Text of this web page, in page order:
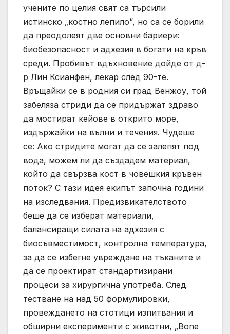
учените по целия свят са търсили
истинско „костно лепило“, но са се борили
да преодолеят две основни бариери:
биобезопасност и адхезия в богати на кръв
среди. Пробивът вдъхновение дойде от д-
р Лин Ксианфен, лекар след 90-те.
Връщайки се в родния си град Венжоу, той
забеляза стриди да се придържат здраво
да мостират кейове в открито море,
издържайки на вълни и течения. Чудеше
се: Ако стридите могат да се залепят под
вода, можем ли да създадем материал,
който да свързва кост в човешкия кръвен
поток? С тази идея екипът започна години
на изследвания. Предизвикателството
беше да се изберат материали,
балансиращи силата на адхезия с
биосъвместимост, контролна температура,
за да се избегне увреждане на тъканите и
да се проектират стандартизирани
процеси за хирургична употреба. След
тестване на над 50 формулировки,
провеждането на стотици изпитвания и
обширни експерименти с животни, „Bone